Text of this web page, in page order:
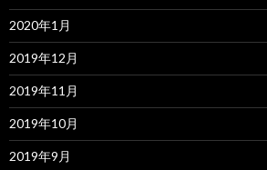
2020年1月
2019年12月
2019年11月
2019年10月
2019年9月